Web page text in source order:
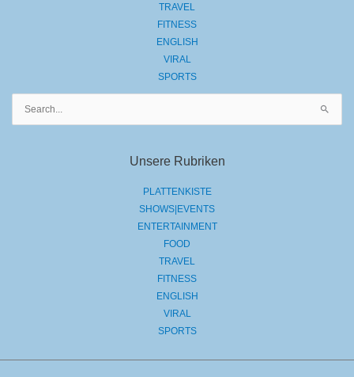
TRAVEL
FITNESS
ENGLISH
VIRAL
SPORTS
Unsere Rubriken
PLATTENKISTE
SHOWS|EVENTS
ENTERTAINMENT
FOOD
TRAVEL
FITNESS
ENGLISH
VIRAL
SPORTS